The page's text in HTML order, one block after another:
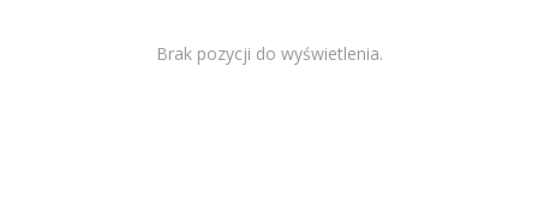
Brak pozycji do wyświetlenia.